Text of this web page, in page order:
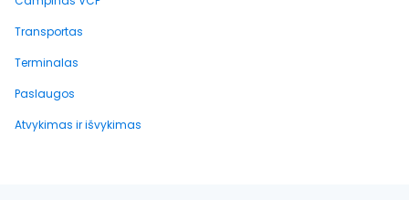
Transportas
Terminalas
Paslaugos
Atvykimas ir išvykimas